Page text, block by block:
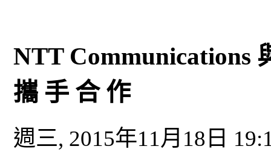
NTT Communications
攜 手 合 作
週三, 2015年11月18日